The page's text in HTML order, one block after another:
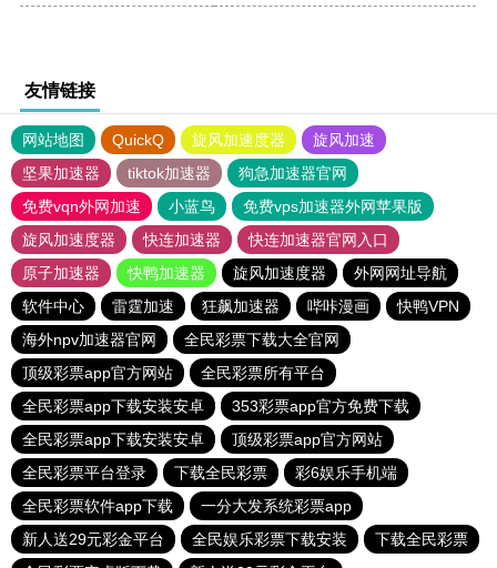
友情链接
网站地图 QuickQ 旋风加速度器
旋风加速
坚果加速器
tiktok加速器
狗急加速器官网
免费vqn外网加速
小蓝鸟
免费vps加速器外网苹果版
旋风加速度器
快连加速器
快连加速器官网入口
原子加速器
快鸭加速器 旋风加速度器
外网网址导航
软件中心
雷霆加速 狂飙加速器 哔咔漫画
快鸭VPN
海外npv加速器官网
全民彩票下载大全官网
顶级彩票app官方网站
全民彩票所有平台
全民彩票app下载安装安卓
353彩票app官方免费下载
全民彩票app下载安装安卓
顶级彩票app官方网站
全民彩票平台登录
下载全民彩票
彩6娱乐手机端
全民彩票软件app下载
一分大发系统彩票app
新人送29元彩金平台
全民娱乐彩票下载安装
下载全民彩票